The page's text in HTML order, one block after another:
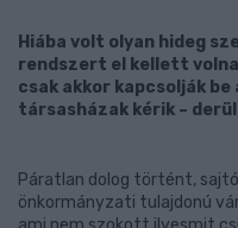
Hiába volt olyan hideg
rendszert el kellett
csak akkor kapcsolják
társasházak kérik –
Páratlan dolog történt,
önkormányzati tulajdonú